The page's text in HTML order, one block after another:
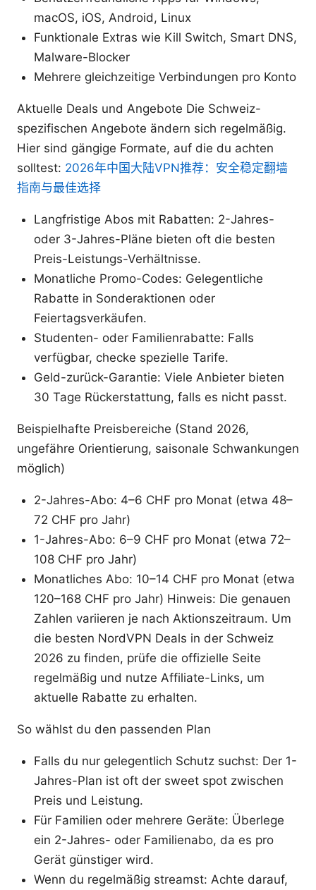
macOS, iOS, Android, Linux
Funktionale Extras wie Kill Switch, Smart DNS,
Malware-Blocker
Mehrere gleichzeitige Verbindungen pro Konto
Aktuelle Deals und Angebote Die Schweiz-
spezifischen Angebote ändern sich regelmäßig.
Hier sind gängige Formate, auf die du achten
solltest: 2026年中国大陆VPN推荐：安全稳定翻墙
指南与最佳选择
Langfristige Abos mit Rabatten: 2-Jahres-
oder 3-Jahres-Pläne bieten oft die besten
Preis-Leistungs-Verhältnisse.
Monatliche Promo-Codes: Gelegentliche
Rabatte in Sonderaktionen oder
Feiertagsverkäufen.
Studenten- oder Familienrabatte: Falls
verfügbar, checke spezielle Tarife.
Geld-zurück-Garantie: Viele Anbieter bieten
30 Tage Rückerstattung, falls es nicht passt.
Beispielhafte Preisbereiche (Stand 2026,
ungefähre Orientierung, saisonale Schwankungen
möglich)
2-Jahres-Abo: 4–6 CHF pro Monat (etwa 48–
72 CHF pro Jahr)
1-Jahres-Abo: 6–9 CHF pro Monat (etwa 72–
108 CHF pro Jahr)
Monatliches Abo: 10–14 CHF pro Monat (etwa
120–168 CHF pro Jahr) Hinweis: Die genauen
Zahlen variieren je nach Aktionszeitraum. Um
die besten NordVPN Deals in der Schweiz
2026 zu finden, prüfe die offizielle Seite
regelmäßig und nutze Affiliate-Links, um
aktuelle Rabatte zu erhalten.
So wählst du den passenden Plan
Falls du nur gelegentlich Schutz suchst: Der 1-
Jahres-Plan ist oft der sweet spot zwischen
Preis und Leistung.
Für Familien oder mehrere Geräte: Überlege
ein 2-Jahres- oder Familienabo, da es pro
Gerät günstiger wird.
Wenn du regelmäßig streamst: Achte darauf,